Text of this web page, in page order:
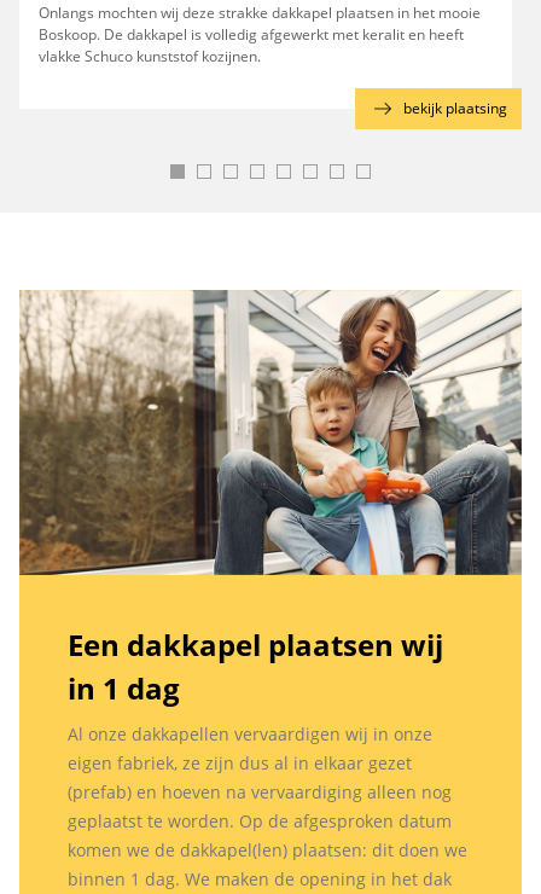
Onlangs mochten wij deze strakke dakkapel plaatsen in het mooie
Boskoop. De dakkapel is volledig afgewerkt met keralit en heeft
vlakke Schuco kunststof kozijnen.
bekijk plaatsing
Een dakkapel plaatsen wij
in 1 dag
Al onze dakkapellen vervaardigen wij in onze
eigen fabriek, ze zijn dus al in elkaar gezet
(prefab) en hoeven na vervaardiging alleen nog
geplaatst te worden. Op de afgesproken datum
komen we de dakkapel(len) plaatsen: dit doen we
binnen 1 dag. We maken de opening in het dak